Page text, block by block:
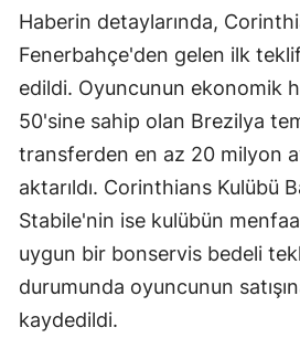
Haberin detaylarında,
Fenerbahçe'den gelen ilk
edildi. Oyuncunun ekonomik
50'sine sahip olan Brezilya
transferden en az 20 milyon
aktarıldı. Corinthians Kulübü
Stabile'nin ise kulübün
uygun bir bonservis bedeli
durumunda oyuncunun
kaydedildi.